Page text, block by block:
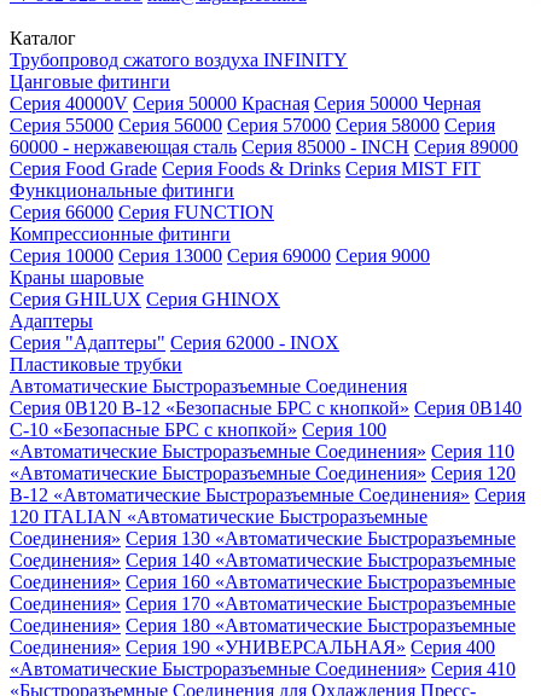
Каталог
Трубопровод сжатого воздуха INFINITY
Цанговые фитинги
Серия 40000V Серия 50000 Красная Серия 50000 Черная
Серия 55000 Серия 56000 Серия 57000 Серия 58000 Серия
60000 - нержавеющая сталь Серия 85000 - INCH Серия 89000
Серия Food Grade Серия Foods & Drinks Серия MIST FIT
Функциональные фитинги
Серия 66000 Серия FUNCTION
Компрессионные фитинги
Серия 10000 Серия 13000 Серия 69000 Серия 9000
Краны шаровые
Серия GHILUX Серия GHINOX
Адаптеры
Серия "Адаптеры" Серия 62000 - INOX
Пластиковые трубки
Автоматические Быстроразъемные Соединения
Серия 0B120 B-12 «Безопасные БРС с кнопкой» Серия 0B140
C-10 «Безопасные БРС с кнопкой» Серия 100
«Автоматические Быстроразъемные Соединения» Серия 110
«Автоматические Быстроразъемные Соединения» Серия 120
B-12 «Автоматические Быстроразъемные Соединения» Серия
120 ITALIAN «Автоматические Быстроразъемные
Соединения» Серия 130 «Автоматические Быстроразъемные
Соединения» Серия 140 «Автоматические Быстроразъемные
Соединения» Серия 160 «Автоматические Быстроразъемные
Соединения» Серия 170 «Автоматические Быстроразъемные
Соединения» Серия 180 «Автоматические Быстроразъемные
Соединения» Серия 190 «УНИВЕРСАЛЬНАЯ» Серия 400
«Автоматические Быстроразъемные Соединения» Серия 410
«Быстроразъемные Соединения для Охлаждения Пресс-